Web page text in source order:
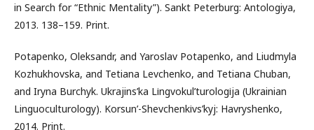
in Search for “Ethnic Mentality”). Sankt Peterburg: Antologiya,
2013. 138–159. Print.
Potapenko, Oleksandr, and Yaroslav Potapenko, and Liudmyla
Kozhukhovska, and Tetiana Levchenko, and Tetiana Chuban,
and Iryna Burchyk. Ukrajins’ka Lіngvokul’turologіja (Ukrainian
Linguoculturology). Korsun’-Shevchenkіvs’kyj: Havryshenko,
2014. Print.